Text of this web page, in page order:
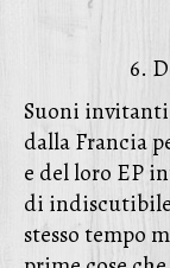
6.
Suoni invitanti
dalla Francia
e del loro EP
di indiscutibile
stesso tempo